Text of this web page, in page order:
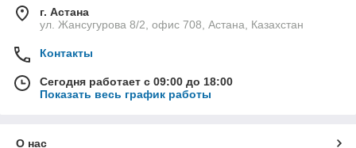
г. Астана
ул. Жансугурова 8/2, офис 708, Астана, Казахстан
Контакты
Сегодня работает с 09:00 до 18:00
Показать весь график работы
О нас